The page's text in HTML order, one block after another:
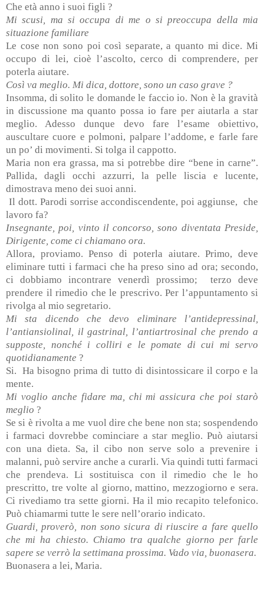
Che età anno i suoi figli ?
Mi scusi, ma si occupa di me o si preoccupa della mia
situazione familiare
Le cose non sono poi così separate, a quanto mi dice. Mi
occupo di lei, cioè l’ascolto, cerco di comprendere, per
poterla aiutare.
Così va meglio. Mi dica, dottore, sono un caso grave ?
Insomma, di solito le domande le faccio io. Non è la gravità
in discussione ma quanto possa io fare per aiutarla a star
meglio. Adesso dunque devo fare l’esame obiettivo,
auscultare cuore e polmoni, palpare l’addome, e farle fare
un po’ di movimenti. Si tolga il cappotto.
Maria non era grassa, ma si potrebbe dire “bene in carne”.
Pallida, dagli occhi azzurri, la pelle liscia e lucente,
dimostrava meno dei suoi anni.
Il dott. Parodi sorrise accondiscendente, poi aggiunse, che
lavoro fa?
Insegnante, poi, vinto il concorso, sono diventata Preside,
Dirigente, come ci chiamano ora.
Allora, proviamo. Penso di poterla aiutare. Primo, deve
eliminare tutti i farmaci che ha preso sino ad ora; secondo,
ci dobbiamo incontrare venerdì prossimo;
terzo deve
prendere il rimedio che le prescrivo. Per l’appuntamento si
rivolga al mio segretario.
Mi sta dicendo che devo eliminare l’antidepressinal,
l’antiansiolinal, il gastrinal, l’antiartrosinal che prendo a
supposte, nonché i colliri e le pomate di cui mi servo
quotidianamente ?
Si. Ha bisogno prima di tutto di disintossicare il corpo e la
mente.
Mi voglio anche fidare ma, chi mi assicura che poi starò
meglio ?
Se si è rivolta a me vuol dire che bene non sta; sospendendo
i farmaci dovrebbe cominciare a star meglio. Può aiutarsi
con una dieta. Sa, il cibo non serve solo a prevenire i
malanni, può servire anche a curarli. Via quindi tutti farmaci
che prendeva. Li sostituisca con il rimedio che le ho
prescritto, tre volte al giorno, mattino, mezzogiorno e sera.
Ci rivediamo tra sette giorni. Ha il mio recapito telefonico.
Può chiamarmi tutte le sere nell’orario indicato.
Guardi, proverò, non sono sicura di riuscire a fare quello
che mi ha chiesto. Chiamo tra qualche giorno per farle
sapere se verrò la settimana prossima. Vado via, buonasera.
Buonasera a lei, Maria.